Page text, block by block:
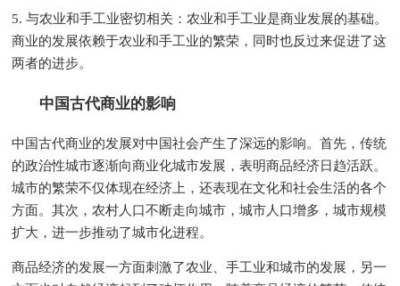
5. 与农业和手工业密切相关：农业和手工业是商业发展的基础。
商业的发展依赖于农业和手工业的繁荣，同时也反过来促进了这
两者的进步。
中国古代商业的影响
中国古代商业的发展对中国社会产生了深远的影响。首先，传统
的政治性城市逐渐向商业化城市发展，表明商品经济日趋活跃。
城市的繁荣不仅体现在经济上，还表现在文化和社会生活的各个
方面。其次，农村人口不断走向城市，城市人口增多，城市规模
扩大，进一步推动了城市化进程。
商品经济的发展一方面刺激了农业、手工业和城市的发展，另一